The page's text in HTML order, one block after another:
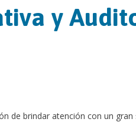
y
de brindar atención con un